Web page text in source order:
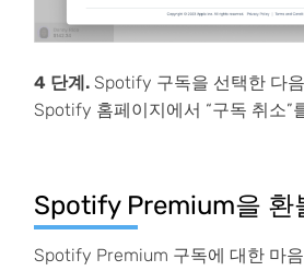
4 단계. Spotify 구독을 선택한 다
Spotify 홈페이지에서 “구독 취소”
Spotify Premium을 환
Spotify Premium 구독에 대한 마